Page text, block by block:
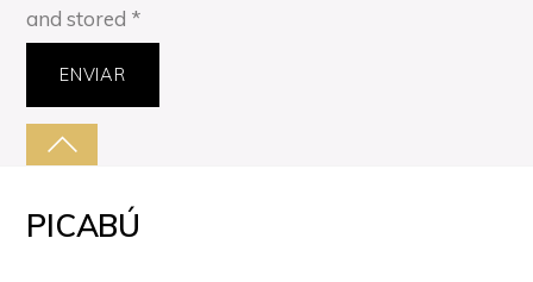
and stored *
ENVIAR
PICABÚ